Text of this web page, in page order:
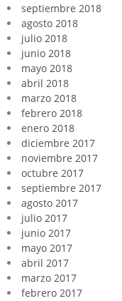
septiembre 2018
agosto 2018
julio 2018
junio 2018
mayo 2018
abril 2018
marzo 2018
febrero 2018
enero 2018
diciembre 2017
noviembre 2017
octubre 2017
septiembre 2017
agosto 2017
julio 2017
junio 2017
mayo 2017
abril 2017
marzo 2017
febrero 2017